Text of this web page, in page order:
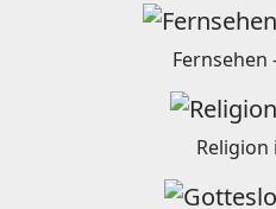
Fernsehen
Religion